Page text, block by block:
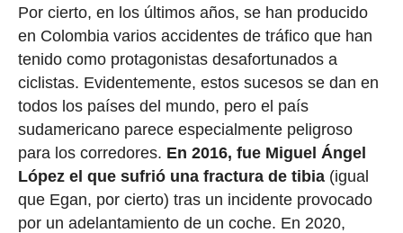
Por cierto, en los últimos años, se han producido
en Colombia varios accidentes de tráfico que han
tenido como protagonistas desafortunados a
ciclistas. Evidentemente, estos sucesos se dan en
todos los países del mundo, pero el país
sudamericano parece especialmente peligroso
para los corredores. En 2016, fue Miguel Ángel
López el que sufrió una fractura de tibia(igual
que Egan, por cierto) tras un incidente provocado
por un adelantamiento de un coche. En 2020,